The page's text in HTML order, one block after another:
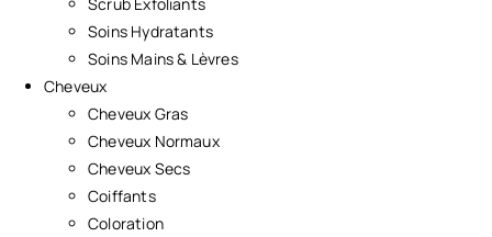
Soins Hydratants
Soins Mains & Lèvres
Cheveux
Cheveux Gras
Cheveux Normaux
Cheveux Secs
Coiffants
Coloration